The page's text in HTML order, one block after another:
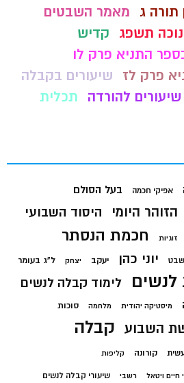
תורה ג
מאמר השבטים
תשפג
קדיש
התניא פרק לו
פרק לז
שיעורים בקבלה
להורדה
תכלית
אפיקי חכמה בעל הסולם
הזוהר היומי היסוד השבועי
זוגיות חכמת הנסתר
יוני כהן יעקב יצחק ל"ג בעומר
לנשים לימוד קבלה לנשים
מיסטיקה יהודית מלחמה סוכות
השבוע קבלה
קורונה קליפות
חיים ויטאל רשבי שיעורי קבלה לנשים